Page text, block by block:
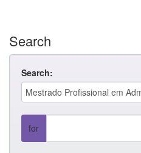
Search
Search:
for